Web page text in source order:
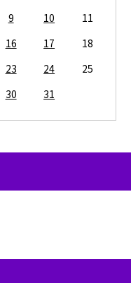
9 10
11
16 17
18
23 24
25
30 31